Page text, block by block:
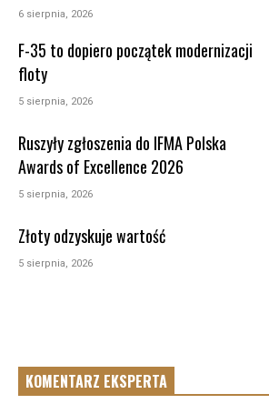
6 sierpnia, 2026
F-35 to dopiero początek modernizacji
floty
5 sierpnia, 2026
Ruszyły zgłoszenia do IFMA Polska
Awards of Excellence 2026
5 sierpnia, 2026
Złoty odzyskuje wartość
5 sierpnia, 2026
KOMENTARZ EKSPERTA